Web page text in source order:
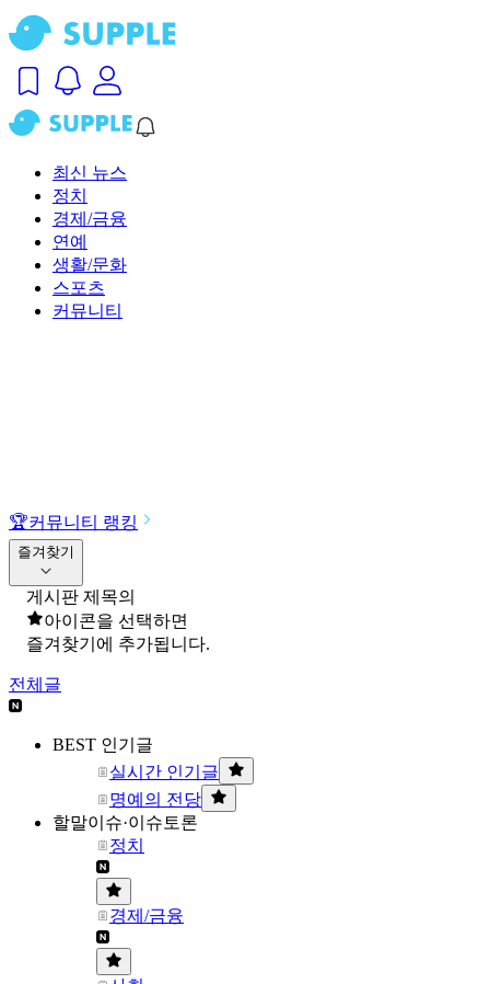
최신 뉴스
정치
경제/금융
연예
생활/문화
스포츠
커뮤니티
🏆커뮤니티 랭킹
즐겨찾기
게시판 제목의
아이콘을 선택하면
즐겨찾기에 추가됩니다.
전체글
BEST 인기글
실시간 인기글
명예의 전당
할말이슈·이슈토론
정치
경제/금융